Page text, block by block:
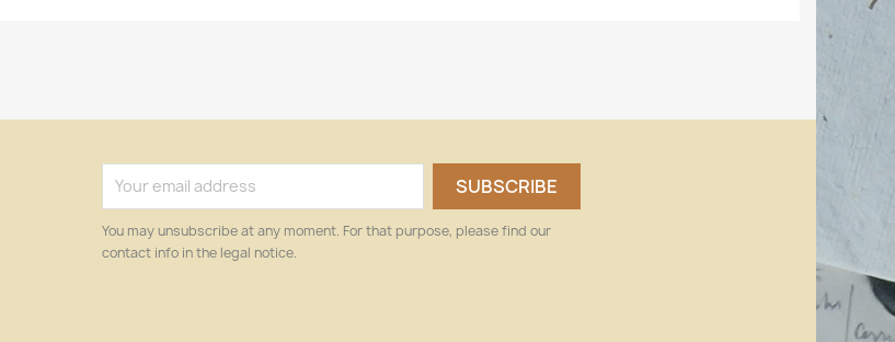
You may unsubscribe at any moment. For that purpose, please find our
contact info in the legal notice.